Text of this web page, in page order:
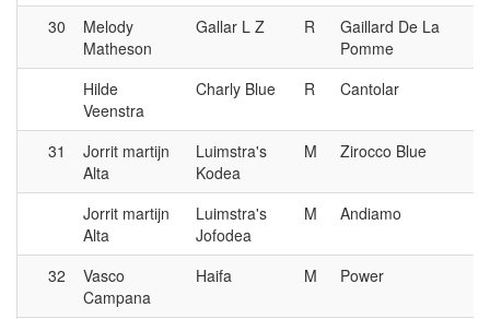
30
Melody
Matheson
Gallar L Z R
Gaillard De La
Pomme
Hilde
Veenstra
Charly Blue R Cantolar
31
Jorrit martijn
Alta
Luimstra's
Kodea
M Zirocco Blue
Jorrit martijn
Alta
Luimstra's
Jofodea
M Andiamo
32
Vasco
Campana
Haifa M Power